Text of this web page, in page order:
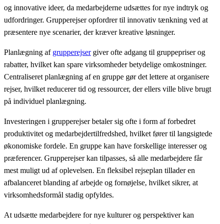
og innovative ideer, da medarbejderne udsættes for nye indtryk og
udfordringer. Grupperejser opfordrer til innovativ tænkning ved at
præsentere nye scenarier, der kræver kreative løsninger.
Planlægning af grupperejsergiver ofte adgang til gruppepriser og
rabatter, hvilket kan spare virksomheder betydelige omkostninger.
Centraliseret planlægning af en gruppe gør det lettere at organisere
rejser, hvilket reducerer tid og ressourcer, der ellers ville blive brugt
på individuel planlægning.
Investeringen i grupperejser betaler sig ofte i form af forbedret
produktivitet og medarbejdertilfredshed, hvilket fører til langsigtede
økonomiske fordele. En gruppe kan have forskellige interesser og
præferencer. Grupperejser kan tilpasses, så alle medarbejdere får
mest muligt ud af oplevelsen. En fleksibel rejseplan tillader en
afbalanceret blanding af arbejde og fornøjelse, hvilket sikrer, at
virksomhedsformål stadig opfyldes.
At udsætte medarbejdere for nye kulturer og perspektiver kan